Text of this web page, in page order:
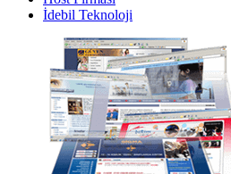
İdebil Teknoloji